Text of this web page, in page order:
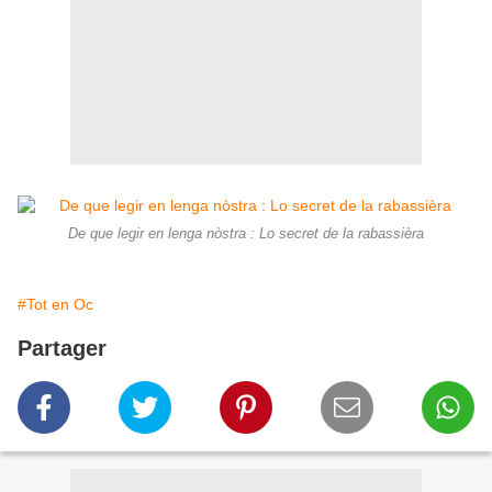
De que legir en lenga nòstra : Lo secret de la rabassièra
#Tot en Oc
Partager